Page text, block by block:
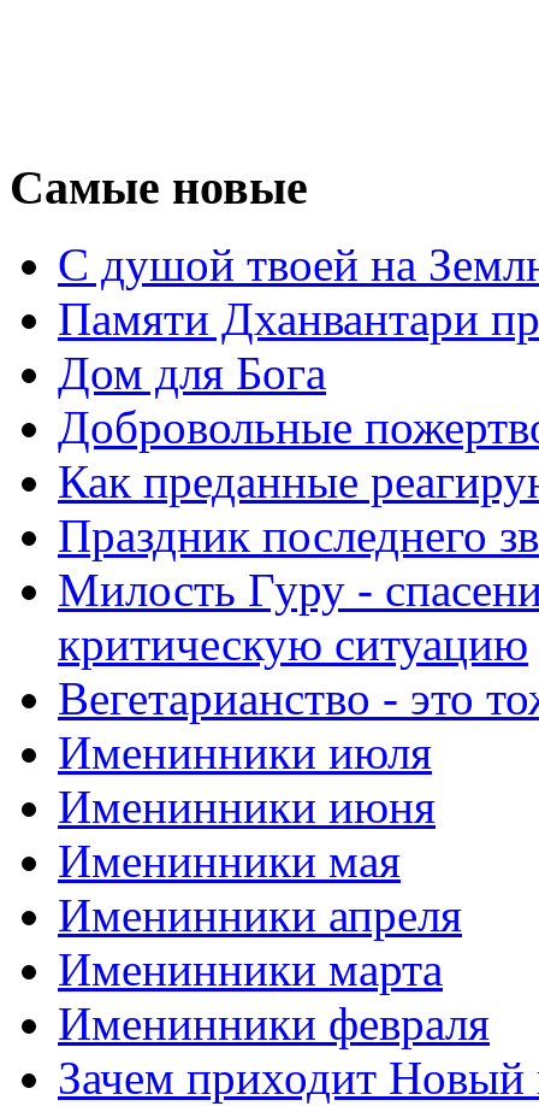
Самые новые
С душой твоей на
Памяти Дханвантари
Дом для Бога
Добровольные
Как преданные
Праздник последнего
Милость Гуру -
критическую ситуацию
Вегетарианство - это
Именинники июля
Именинники июня
Именинники мая
Именинники апреля
Именинники марта
Именинники февраля
Зачем приходит Новый